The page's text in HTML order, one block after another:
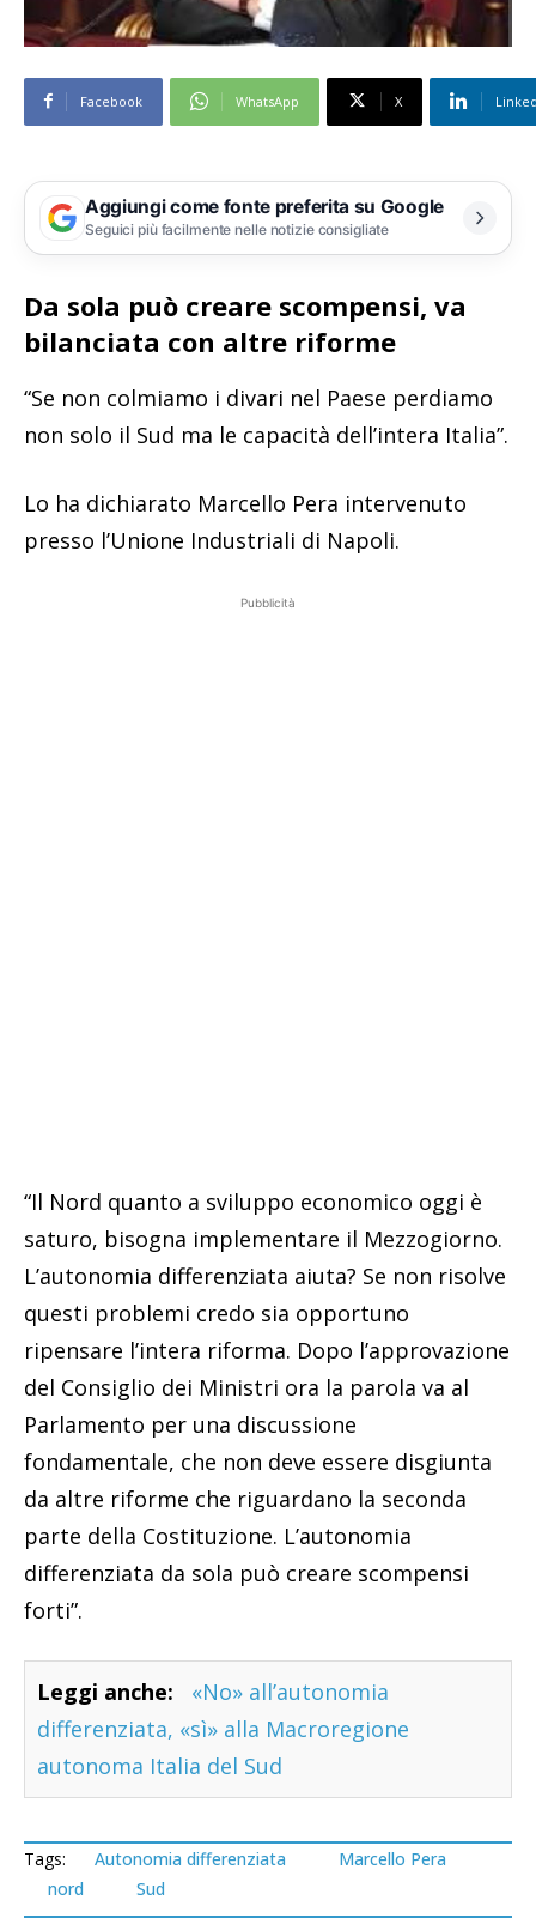
Facebook WhatsApp X
Aggiungi come fonte preferita su Google
Seguici più facilmente nelle notizie consigliate
Da sola può creare scompensi, va
bilanciata con altre riforme
“Se non colmiamo i divari nel Paese perdiamo
non solo il Sud ma le capacità dell’intera Italia”.
Lo ha dichiarato Marcello Pera intervenuto
presso l’Unione Industriali di Napoli.
Pubblicità
“Il Nord quanto a sviluppo economico oggi è
saturo, bisogna implementare il Mezzogiorno.
L’autonomia differenziata aiuta? Se non risolve
questi problemi credo sia opportuno
ripensare l’intera riforma. Dopo l’approvazione
del Consiglio dei Ministri ora la parola va al
Parlamento per una discussione
fondamentale, che non deve essere disgiunta
da altre riforme che riguardano la seconda
parte della Costituzione. L’autonomia
differenziata da sola può creare scompensi
forti”.
Leggi anche:
«No» all’autonomia
differenziata, «sì» alla Macroregione
autonoma Italia del Sud
Tags: Autonomia differenziata
Marcello Pera
nord
Sud